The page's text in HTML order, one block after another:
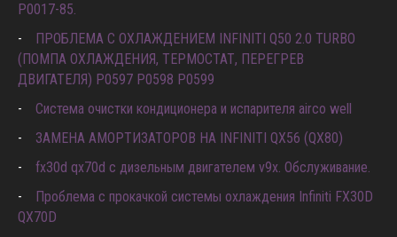
P0017-85.
ПРОБЛЕМА С ОХЛАЖДЕНИЕМ INFINITI Q50 2.0 TURBO
(ПОМПА ОХЛАЖДЕНИЯ, ТЕРМОСТАТ, ПЕРЕГРЕВ
ДВИГАТЕЛЯ) P0597 P0598 P0599
Система очистки кондиционера и испарителя airco well
ЗАМЕНА АМОРТИЗАТОРОВ НА INFINITI QX56 (QX80)
fx30d qx70d с дизельным двигателем v9x. Обслуживание.
Проблема с прокачкой системы охлаждения Infiniti FX30D
QX70D